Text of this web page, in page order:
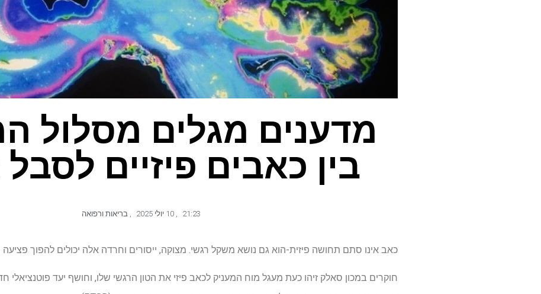
מדענים מגלים מסלול
בין כאבים פיזיים
21:23
, 10 יולי 2025 , בריאות ורפואה
כאב אינו סתם תחושה פיזית-הוא גם נושא משקל רגשי. מצוקה, ייסורים וחרדה אלה יכולים להפוך
חוקרים במכון סאלק זיהו כעת מעגל מוח המעניק לכאב פיזי את הטון הרגשי שלו, וחושף יעד פוטנציאלי